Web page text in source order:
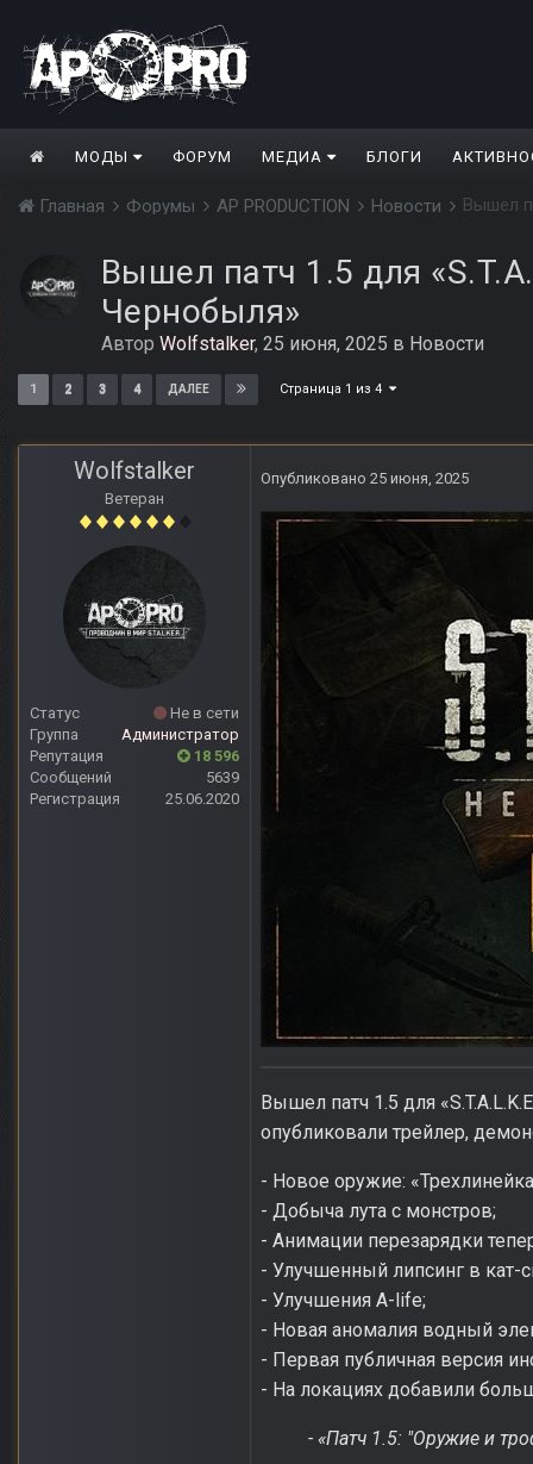
МОДЫ ФОРУМ МЕДИА БЛОГИ
Главная Форумы AP PRODUCTION Новости Вышел
Вышел патч 1.5 для
Чернобыля»
Автор Wolfstalker, 25 июня, 2025 в Новости
1 2 3 4 ДАЛЕЕ Страница 1 из 4
Wolfstalker
Ветеран
Статус
Не в сети
Группа
Администратор
Репутация
18 596
Сообщений
5639
Регистрация
25.06.2020
Опубликовано 25 июня, 2025
Вышел патч 1.5 для
опубликовали трейлер,
- Новое оружие:
- Добыча лута с монстров;
- Анимации перезарядки
- Улучшенный липсинг в кат-
- Улучшения A-life;
- Новая аномалия водный
- Первая публичная версия
- На локациях добавили
- «Патч 1.5: "Оружие и